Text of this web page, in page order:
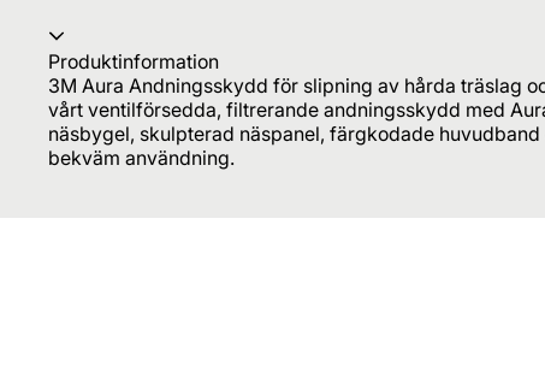
Produktinformation
3M Aura Andningsskydd för slipning av hårda träslag
vårt ventilförsedda, filtrerande andningsskydd med
näsbygel, skulpterad näspanel, färgkodade
bekväm användning.